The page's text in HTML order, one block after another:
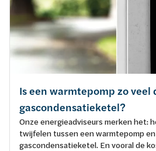
Is een warmtepomp zo veel
gascondensatieketel?
Onze energieadviseurs merken het:
twijfelen tussen een warmtepomp
gascondensatieketel. En vooral de